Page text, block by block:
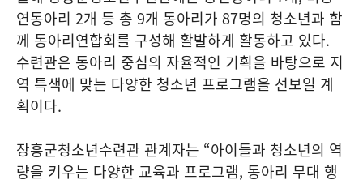
연동아리 2개 등 총 9개 동아리가 87명의 청소년과 함
께 동아리연합회를 구성해 활발하게 활동하고 있다.
수련관은 동아리 중심의 자율적인 기획을 바탕으로 지
역 특색에 맞는 다양한 청소년 프로그램을 선보일 계
획이다.
장흥군청소년수련관 관계자는 “아이들과 청소년의 역
량을 키우는 다양한 교육과 프로그램, 동아리 무대 행